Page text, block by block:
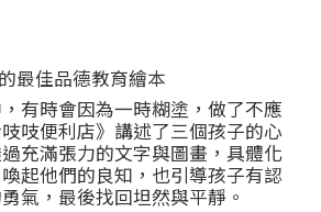
最佳品德教育繪本
有時會因為一時糊塗，做了不應
吱便利店》講述了三個孩子的心
充滿張力的文字與圖畫，具體化
起他們的良知，也引導孩子有認
氣，最後找回坦然與平靜。